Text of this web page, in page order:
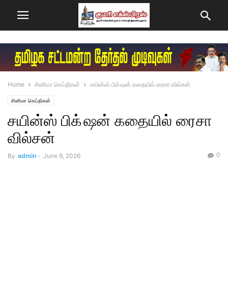
Home சினிமா செய்திகள் சயின்ஸ் பிக் ஷன் கதை​யில் ரைசா வில்​சன்
சினிமா செய்திகள்
சயின்ஸ் பிக் ஷன் கதை​யில் ரைசா
வில்​சன்
By admin - June 9, 2026 0